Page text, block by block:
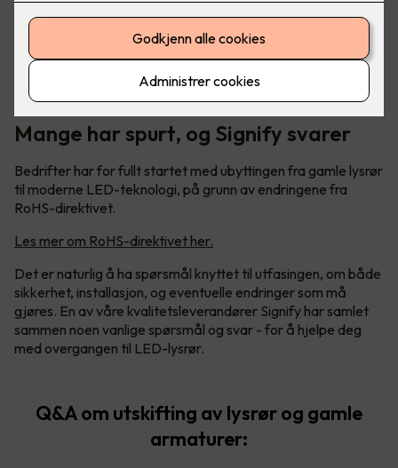
Utskifting av lysrør - hva har dette å si for din bedrift?
Mange har spurt, og Signify svarer
Bedrifter har for fullt startet med ubyttingen fra gamle lysrør
til moderne LED-teknologi, på grunn av endringene fra
RoHS-direktivet.
Les mer om RoHS-direktivet her.
Det er naturlig å ha spørsmål knyttet til utfasingen, om både
sikkerhet, installasjon, og eventuelle endringer som må
gjøres. En av våre kvalitetsleverandører Signify har samlet
sammen noen vanlige spørsmål og svar - for å hjelpe deg
med overgangen til LED-lysrør.
Q&A om utskifting av lysrør og gamle
armaturer: